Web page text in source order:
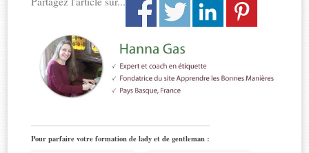
Pour parfaire votre formation de lady et de gentleman :